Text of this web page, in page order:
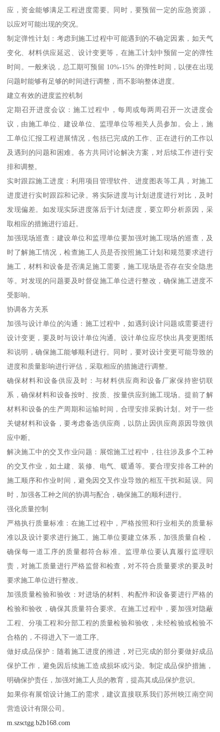
应，资金能够满足工程进度需要。同时，要预留一定的应急资源，
以应对可能出现的突况。
制定弹性计划：考虑到施工过程中可能遇到的不确定因素，如天气
变化、材料供应延迟、设计变更等，在施工计划中预留一定的弹性
时间。一般来说，总工期可预留 10%-15% 的弹性时间，以便在出现
问题时能够有足够的时间进行调整，而不影响整体进度。
建立有效的进度监控机制
定期召开进度会议：施工过程中，每周或每两周召开一次进度会
议，由施工单位、建设单位、监理单位等相关人员参加。会上，施
工单位汇报工程进展情况，包括已完成的工作、正在进行的工作以
及遇到的问题和困难。各方共同讨论解决方案，对后续工作进行安
排和调整。
实时跟踪施工进度：利用项目管理软件、进度图表等工具，对施工
进度进行实时跟踪和记录。将实际进度与计划进度进行对比，及时
发现偏差。如发现实际进度落后于计划进度，要立即分析原因，采
取相应的措施进行追赶。
加强现场巡查：建设单位和监理单位要加强对施工现场的巡查，及
时了解施工情况，检查施工人员是否按照施工计划和规范要求进行
施工，材料和设备是否满足施工需要，施工现场是否存在安全隐患
等。对发现的问题要及时督促施工单位进行整改，确保施工进度不
受影响。
协调各方关系
加强与设计单位的沟通：施工过程中，如遇到设计问题或需要进行
设计变更，要及时与设计单位沟通。设计单位应尽快出具变更图纸
和说明，确保施工能够顺利进行。同时，要对设计变更可能导致的
进度和质量影响进行评估，采取相应的措施进行调整。
确保材料和设备供应及时：与材料供应商和设备厂家保持密切联
系，确保材料和设备按时、按质、按量供应到施工现场。提前了解
材料和设备的生产周期和运输时间，合理安排采购计划。对于一些
关键材料和设备，要考虑备选供应商，以防止因供应商原因导致供
应中断。
解决施工中的交叉作业问题：展馆施工过程中，往往涉及多个工种
的交叉作业，如土建、装修、电气、暖通等。要合理安排各工种的
施工顺序和作业时间，避免因交叉作业导致的相互干扰和延误。同
时，加强各工种之间的协调与配合，确保施工的顺利进行。
强化质量控制
严格执行质量标准：在施工过程中，严格按照和行业相关的质量标
准以及设计要求进行施工。施工单位要建立体系，加强质量自检，
确保每一道工序的质量都符合标准。监理单位要认真履行监理职
责，对施工质量进行严格监督和检查，对不符合质量要求的要及时
要求施工单位进行整改。
加强质量检验和验收：对进场的材料、构配件和设备要进行严格的
检验和验收，确保其质量符合要求。在施工过程中，要加强对隐蔽
工程、分项工程和分部工程的质量检验和验收，未经检验或检验不
合格的，不得进入下一道工序。
做好成品保护：随着施工进度的推进，对已完成的部分要做好成品
保护工作，避免因后续施工造成损坏或污染。制定成品保护措施，
明确保护责任，加强对施工人员的教育，提高其成品保护意识。
如果你有展馆设计施工的需求，建议直接联系我们苏州映江南空间
营造设计有限公司。
m.szsctgg.b2b168.com